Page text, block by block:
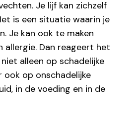
Je lijf kan zichzelf
is een situatie waarin je
Je kan ook te maken
allergie. Dan reageert het
alleen op schadelijke
ook op onschadelijke
in de voeding en in de